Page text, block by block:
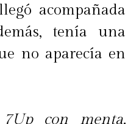
acompañada
tenía una
no aparecía en
con menta,